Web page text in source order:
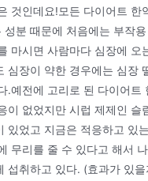
것인데요!모든 다이어트 한
성분 때문에 처음에는 부작
마시면 사람마다 심장에 오
심장이 약한 경우에는 심장
.예전에 고리로 된 다이어트
이 없었지만 시럽 제제인 슬
있었고 지금은 적응하고 있
무리를 줄 수 있다고 해서
섭취하고 있다. (효과가 있